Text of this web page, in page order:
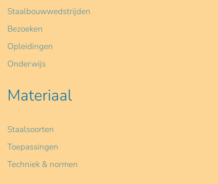
Staalbouwwedstrijden
Bezoeken
Opleidingen
Onderwijs
Materiaal
Staalsoorten
Toepassingen
Techniek & normen